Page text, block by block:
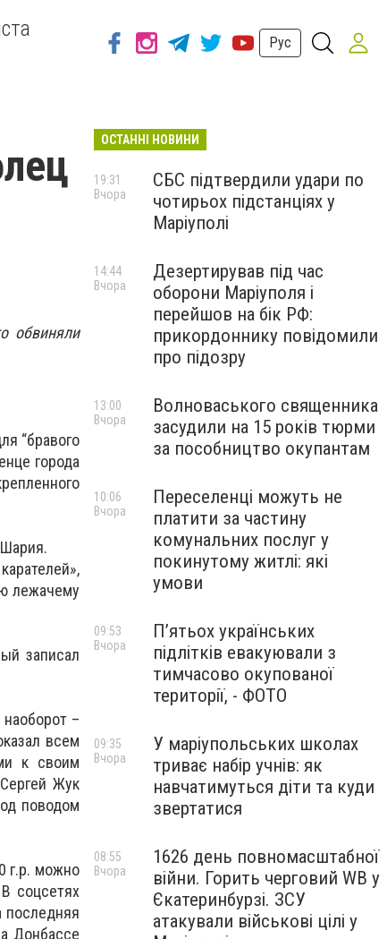
Рус
обвиняли
“бравого
города
лежачему
записал
–
всем
к своим
Жук
поводом
г.р. можно
соцсетях
последняя
Донбассе
ОСТАННІ НОВИНИ
СБС підтвердили удари по
чотирьох підстанціях у
Маріуполі
19:31
Вчора
Дезертирував під час
оборони Маріуполя і
перейшов на бік РФ:
прикордоннику повідомили
про підозру
14:44
Вчора
Волноваського священника
засудили на 15 років тюрми
за пособництво окупантам
13:00
Вчора
Переселенці можуть не
платити за частину
комунальних послуг у
покинутому житлі: які
умови
10:06
Вчора
П’ятьох українських
підлітків евакуювали з
тимчасово окупованої
території, - ФОТО
09:53
Вчора
У маріупольських школах
триває набір учнів: як
навчатимуться діти та куди
звертатися
09:35
Вчора
1626 день повномасштабної
війни. Горить черговий WB у
Єкатеринбурзі. ЗСУ
атакували військові цілі у
08:55
Вчора